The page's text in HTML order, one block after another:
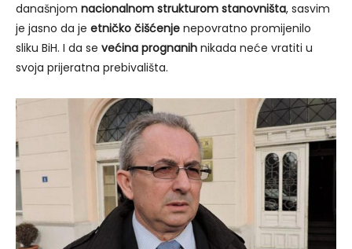
današnjom nacionalnom strukturom stanovništa, sasvim
je jasno da je etničko čišćenje nepovratno promijenilo
sliku BiH. I da se većina prognanih nikada neće vratiti u
svoja prijeratna prebivališta.